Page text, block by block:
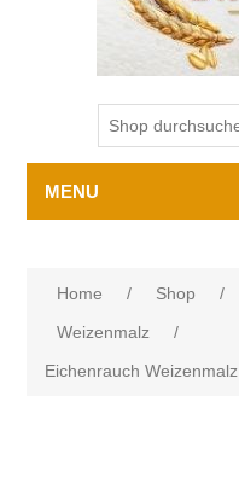
MENU
Home / Shop /
Weizenmalz
/
Eichenrauch